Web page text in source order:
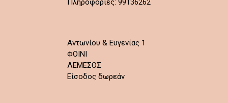
Πληροφορίες: 99136262
Αντωνίου & Ευγενίας 1
ΦΟΙΝΙ
ΛΕΜΕΣΟΣ
Είσοδος δωρεάν